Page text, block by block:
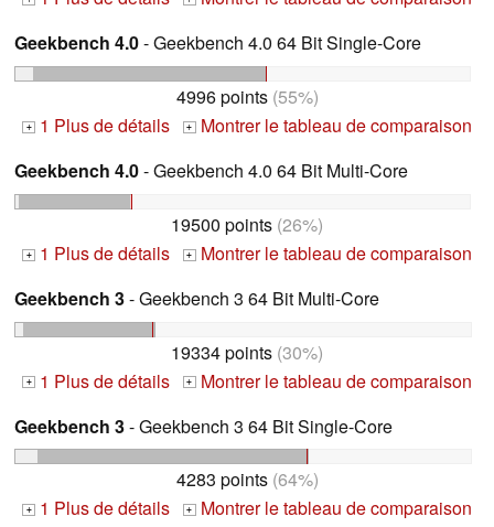
Geekbench 4.0- Geekbench 4.0 64 Bit Single-Core
4996 points(55%)
+ 1 Plus de détails + Montrer le tableau de comparaison
Geekbench 4.0- Geekbench 4.0 64 Bit Multi-Core
19500 points (26%)
+ 1 Plus de détails + Montrer le tableau de comparaison
Geekbench 3- Geekbench 3 64 Bit Multi-Core
19334 points (30%)
+ 1 Plus de détails + Montrer le tableau de comparaison
Geekbench 3- Geekbench 3 64 Bit Single-Core
4283 points(64%)
+ 1 Plus de détails + Montrer le tableau de comparaison